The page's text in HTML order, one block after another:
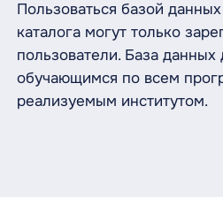
Пользоваться базой
каталога могут только
пользователи. База данных
обучающимся по всем
реализуемым институтом.